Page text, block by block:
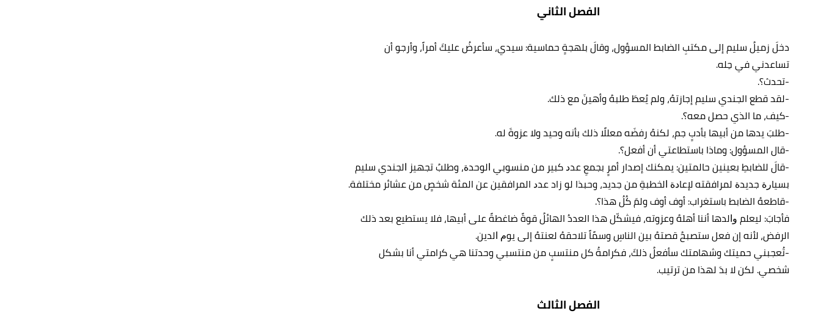
الفصل الثاني
دخلَ زميلُ سليم إلى مكتبِ الضابط المسؤول، وقالَ بلهجةٍ حماسية: سيدي، سأعرضُ عليكَ أمراً، وأرجو أن
تساعدني في حِله.
-تحدث؟.
-لقد قطع الجندي سليم إجازتهُ، ولم يُعطَ طلبهُ وأهينَ مع ذلك.
-كيف، ما الذي حصل معه؟.
-طلبَ يدها من أبيها بأدبٍ جم، لكنهُ رفضَه معللًا ذلك بأنه وحيد ولا عزوةَ له.
-قال المسؤول: وماذا باستطاعتي أن أفعل؟.
-ﻗﺎلَ للضابطِ بعينين حالمتين: يمكنك إصدار أمرٍ بجمعِ ﻋﺪﺩ ﻛﺒﻴﺮ ﻣﻦ ﻣﻨﺴﻮﺑﻲ ﺍﻟﻮﺣﺪﺓ، وطلبُ ﺗﺠﻬﻴﺰ ﺍلجندي سليم
ﺑﺴﻴﺎﺭﺓ ﺟﺪﻳﺪﺓ لمرافقته لإﻋﺎﺩﺓ ﺍﻟﺨﻄﺒﺔِ ﻣﻦ ﺟﺪﻳﺪ، وحبذا لو زاد ﻋﺪﺩ المرافقين عن المئة شخصٍ من عشائر مختلفة.
-قاطعهُ الضابط باستغراب: أوف أوف ولمَ كُلُ هذا؟.
فأجابَ: ﻟﻴﻌﻠﻢ ﻭﺍﻟﺪﻫﺎ أننا أهلهُ وعزوته، فيشكّل هذا العددُ الهائلُ قوةً ضاغطةً على أبيها، فلا يستطيع بعد ذلك
الرفض، لأنه إن فعل ستصبحُ قصتهُ بين الناسِ وسمًاً ﺗﻼ‌ﺣﻘﻪُ لعنتهُ إﻟﻰ ﻳﻮﻡ ﺍﻟﺪﻳﻦ.
-تُعجبني حميتك وشهامتك سأفعلُ ذلكَ، فكرامةُ كل منتسبٍ من منتسبي وحدتنا هي كرامتي أنا بشكل
شخصي. لكن لا بدَ لهذا من ترتيب.
الفصل الثالث